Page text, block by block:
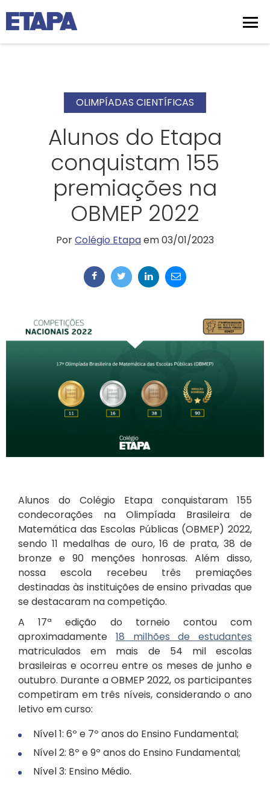
OLIMPÍADAS CIENTÍFICAS
Alunos do Etapa
conquistam 155
premiações na
OBMEP 2022
PorColégio Etapaem 03/01/2023
Alunos do Colégio Etapa conquistaram 155
condecorações na Olimpíada Brasileira de
Matemática das Escolas Públicas (OBMEP) 2022,
sendo 11 medalhas de ouro, 16 de prata, 38 de
bronze e 90 menções honrosas. Além disso,
nossa escola recebeu três premiações
destinadas às instituições de ensino privadas que
se destacaram na competição.
A 17ª edição do torneio contou com
aproximadamente 18 milhões de estudantes
matriculados em mais de 54 mil escolas
brasileiras e ocorreu entre os meses de junho e
outubro. Durante a OBMEP 2022, os participantes
competiram em três níveis, considerando o ano
letivo em curso:
Nível 1: 6º e 7º anos do Ensino Fundamental;
Nível 2: 8º e 9º anos do Ensino Fundamental;
Nível 3: Ensino Médio.